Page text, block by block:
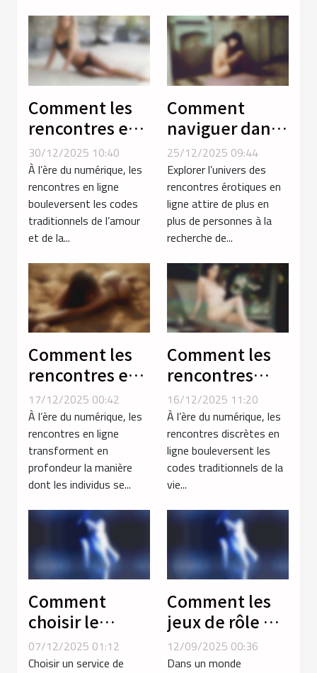
Comment les
rencontres en
ligne
favorisent les
liaisons avec
des femmes
voluptueuses ?
30/12/2025 10:40
À l’ère du numérique, les
rencontres en ligne
bouleversent les codes
traditionnels de l’amour
et de la...
Comment
naviguer dans
le monde des
rencontres
érotiques en
ligne ?
25/12/2025 09:44
Explorer l’univers des
rencontres érotiques en
ligne attire de plus en
plus de personnes à la
recherche de...
Comment les
rencontres en
ligne
renforcent les
relations
modernes ?
17/12/2025 00:42
À l’ère du numérique, les
rencontres en ligne
transforment en
profondeur la manière
dont les individus se...
Comment les
rencontres
discrètes en
ligne
influencent-
elles les
relations
16/12/2025 11:20
À l’ère du numérique, les
rencontres discrètes en
ligne bouleversent les
codes traditionnels de la
vie...
Comment
choisir le
service de
conversation
07/12/2025 01:12
Choisir un service de
Comment les
jeux de rôle en
ligne
renforcent les
12/09/2025 00:36
Dans un monde